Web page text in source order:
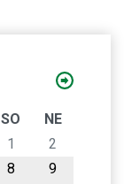
SO
NE
1
2
8
9